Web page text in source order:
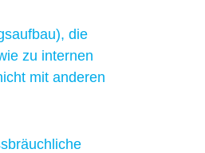
die
zu internen
mit anderen